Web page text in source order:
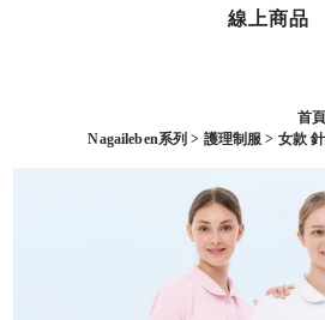
線上商品
首頁
Nagaileben系列 > 護理制服 > 女款